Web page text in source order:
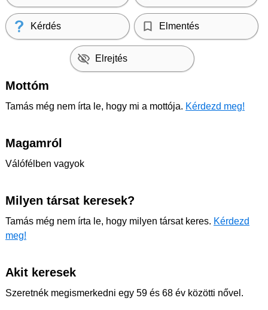
Kérdés Elmentés
Elrejtés
Mottóm
Tamás még nem írta le, hogy mi a mottója. Kérdezd meg!
Magamról
Válófélben vagyok
Milyen társat keresek?
Tamás még nem írta le, hogy milyen társat keres. Kérdezd
meg!
Akit keresek
Szeretnék megismerkedni egy 59 és 68 év közötti nővel.